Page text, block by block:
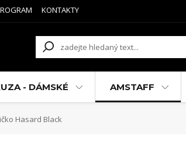
KONTAKTY
- DÁMSKÉ AMSTAFF
Hasard Black